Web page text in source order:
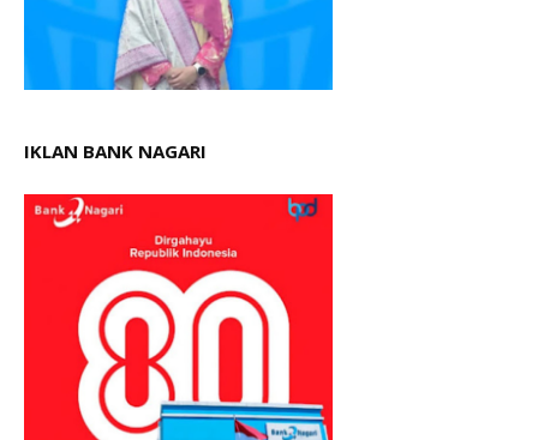
IKLAN BANK NAGARI